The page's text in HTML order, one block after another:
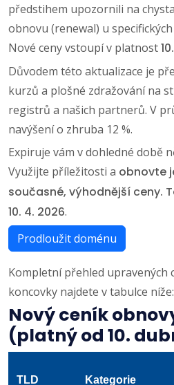
předstihem upozornili na
obnovu (renewal) u
Nové ceny vstoupí v platnost
Důvodem této aktualizace je
kurzů a plošné zdražování na
registrů a našich partnerů. V
navýšení o zhruba 12 %.
Expiruje vám v dohledné době
Využijte příležitosti a obnovte
současné, výhodnější ceny.
10. 4. 2026.
Prodloužit doménu
Kompletní přehled upravených
koncovky najdete v tabulce níže:
Nový ceník
(platný od 10.
TLD Kategorie